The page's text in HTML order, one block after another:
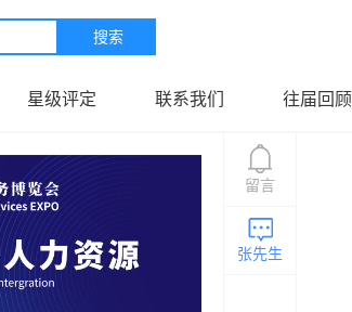
搜索
星级评定 联系我们 往届回顾
留言
张先生